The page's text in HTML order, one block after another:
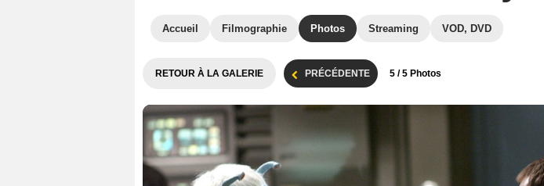
Accueil Filmographie Photos Streaming VOD, DVD
RETOUR À LA GALERIE PRÉCÉDENTE 5 / 5 Photos